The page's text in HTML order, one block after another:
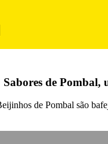
de Pombal,
de Pombal são